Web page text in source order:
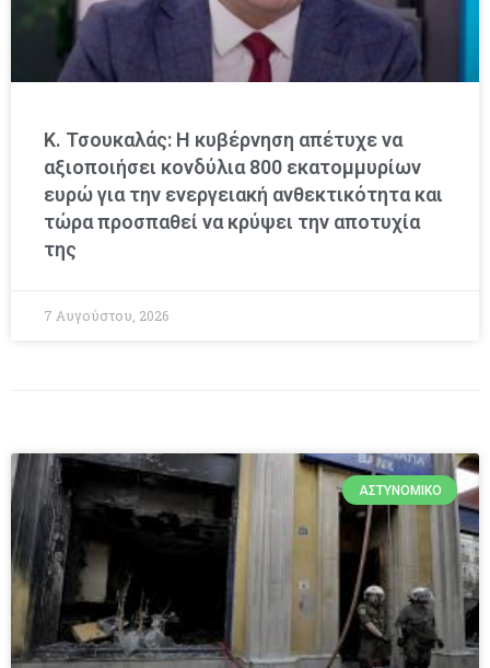
Κ. Τσουκαλάς: Η κυβέρνηση απέτυχε να
αξιοποιήσει κονδύλια 800 εκατομμυρίων
ευρώ για την ενεργειακή ανθεκτικότητα και
τώρα προσπαθεί να κρύψει την αποτυχία
της
7 Αυγούστου, 2026
ΑΣΤΥΝΟΜΙΚΌ